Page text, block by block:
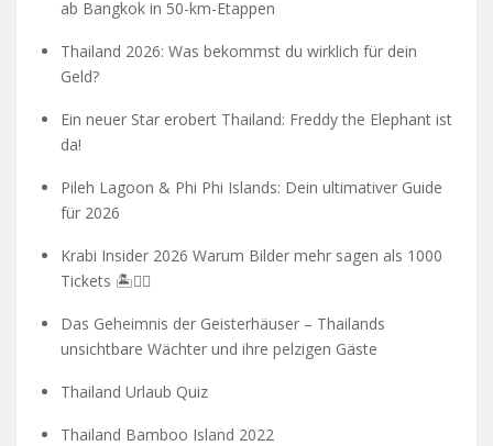
ab Bangkok in 50-km-Etappen
Thailand 2026: Was bekommst du wirklich für dein
Geld?
Ein neuer Star erobert Thailand: Freddy the Elephant ist
da!
Pileh Lagoon & Phi Phi Islands: Dein ultimativer Guide
für 2026
Krabi Insider 2026 Warum Bilder mehr sagen als 1000
Tickets 🏝️🧗‍♂️
Das Geheimnis der Geisterhäuser – Thailands
unsichtbare Wächter und ihre pelzigen Gäste
Thailand Urlaub Quiz
Thailand Bamboo Island 2022